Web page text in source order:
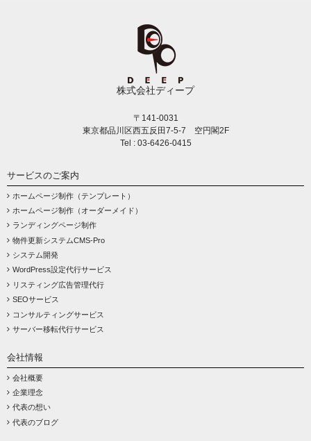
株式会社ディープ
〒141-0031
東京都品川区西五反田7-5-7 空円閣2F
Tel : 03-6426-0415
サービスのご案内
ホームページ制作（テンプレート）
ホームページ制作（オーダーメイド）
ランディングページ制作
物件更新システムCMS-Pro
システム開発
WordPress設定代行サービス
リスティング広告管理代行
SEOサービス
コンサルティングサービス
サーバー移転代行サービス
会社情報
会社概要
企業理念
代表の想い
代表のブログ